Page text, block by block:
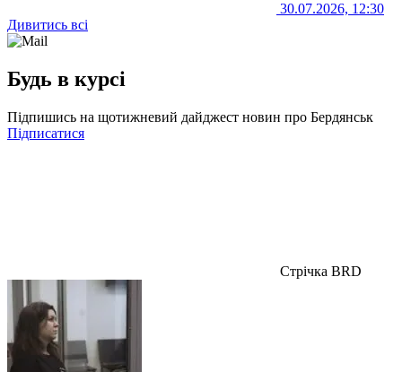
30.07.2026, 12:30
Дивитись всі
Будь в курсі
Підпишись на щотижневий дайджест новин про Бердянськ
Підписатися
Стрічка BRD